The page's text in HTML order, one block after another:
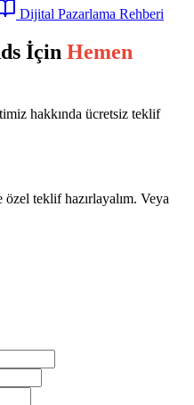
Dijital Pazarlama Rehberi
İçin Hemen
hakkında ücretsiz teklif
teklif hazırlayalım. Veya